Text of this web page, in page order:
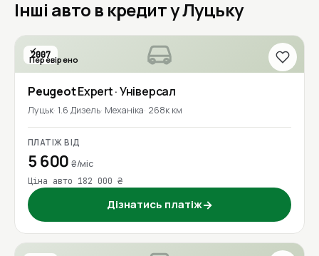
Інші авто в кредит у Луцьку
2007
Перевірено
PeugeotExpert· Універсал
Луцьк 1.6 Дизель Механіка 268к км
ПЛАТІЖ ВІД
5 600₴/міс
Ціна авто 182 000 ₴
Дізнатись платіж→